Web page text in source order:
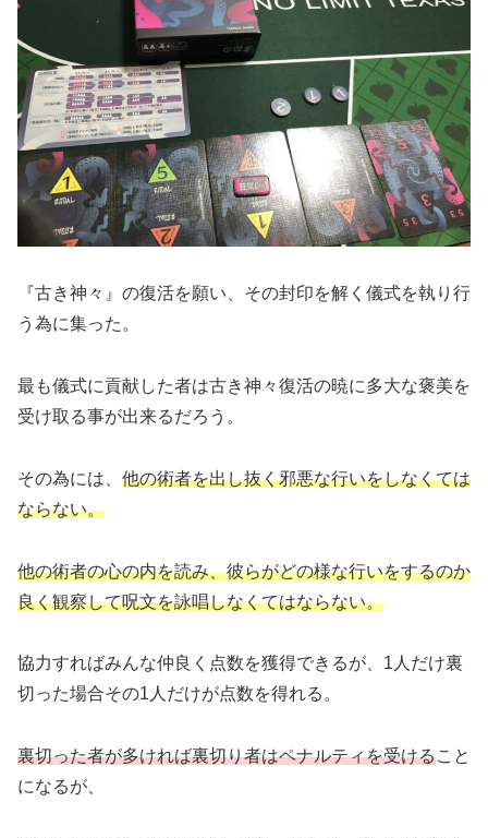
『古き神々』の復活を願い、その封印を解く儀式を執り行
う為に集った。
最も儀式に貢献した者は古き神々復活の暁に多大な褒美を
受け取る事が出来るだろう。
その為には、 他の術者を出し抜く邪悪な行いをしなくては
ならない。
他の術者の心の内を読み、彼らがどの様な行いをするのか
良く観察して呪文を詠唱しなくてはならない。
協力すればみんな仲良く点数を獲得できるが、1人だけ裏
切った場合その1人だけが点数を得れる。
裏切った者が多ければ裏切り者はペナルティを受けること
になるが、